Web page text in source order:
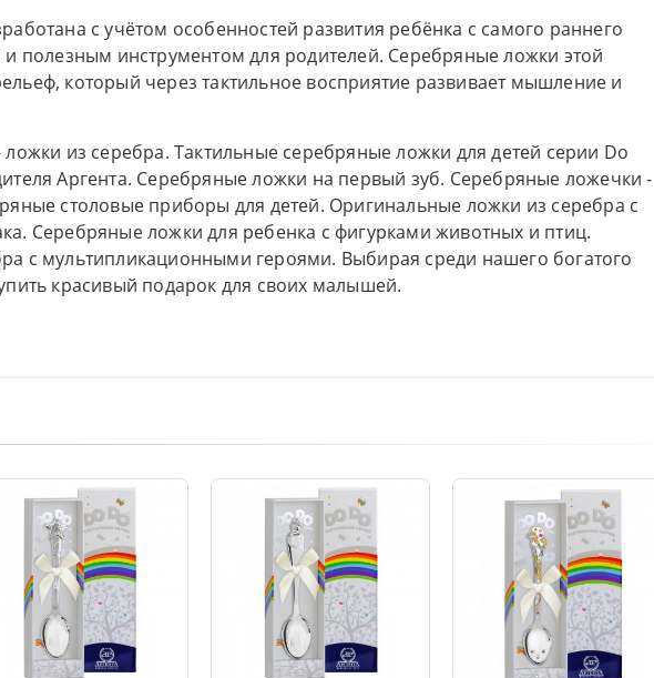
с учётом особенностей развития ребёнка с самого раннего
и полезным инструментом для родителей. Серебряные ложки этой
который через тактильное восприятие развивает мышление и
из серебра. Тактильные серебряные ложки для детей серии Do
Аргента. Серебряные ложки на первый зуб. Серебряные ложечки -
столовые приборы для детей. Оригинальные ложки из серебра с
Серебряные ложки для ребенка с фигурками животных и птиц.
с мультипликационными героями. Выбирая среди нашего богатого
красивый подарок для своих малышей.